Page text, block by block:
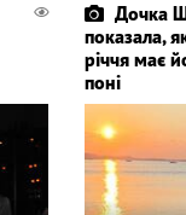
Дочка
показала,
річчя має
поні